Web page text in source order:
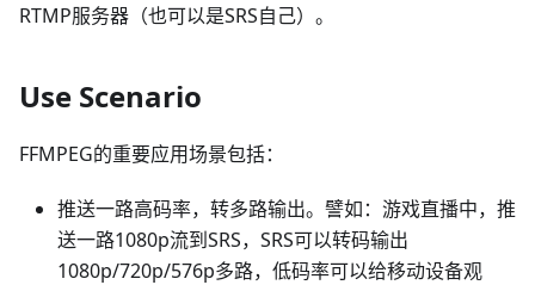
RTMP服务器（也可以是SRS自己）。
Use Scenario
FFMPEG的重要应用场景包括：
推送一路高码率，转多路输出。譬如：游戏直播中，推
送一路1080p流到SRS，SRS可以转码输出
1080p/720p/576p多路，低码率可以给移动设备观